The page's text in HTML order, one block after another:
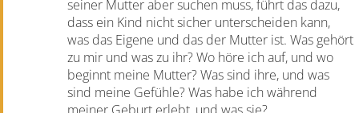
seiner Mutter aber suchen muss, führt das dazu,
dass ein Kind nicht sicher unterscheiden kann,
was das Eigene und das der Mutter ist. Was gehört
zu mir und was zu ihr? Wo höre ich auf, und wo
beginnt meine Mutter? Was sind ihre, und was
sind meine Gefühle? Was habe ich während